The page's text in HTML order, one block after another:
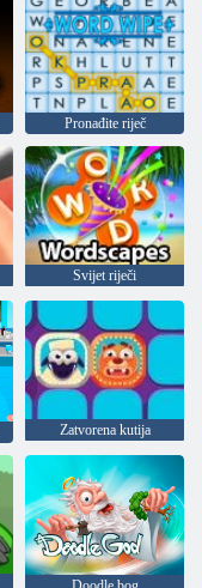
Pronađite riječ
Svijet riječi
Zatvorena kutija